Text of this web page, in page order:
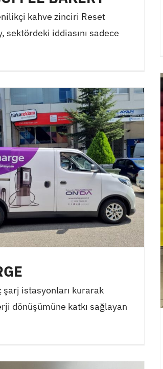
kahve zinciri Reset
sektördeki iddiasını sadece
istasyonları kurarak
dönüşümüne katkı sağlayan